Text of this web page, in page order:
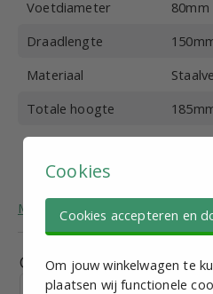
Voetdiameter
80mm
Draadlengte
Materiaal
Totale hoogte
Max. verticale
belasting
1000
Meer algemene informatie over
Gerelateerde producten
Cookies
Cookies accepteren en
Om jouw winkelwagen te
plaatsen wij functionele